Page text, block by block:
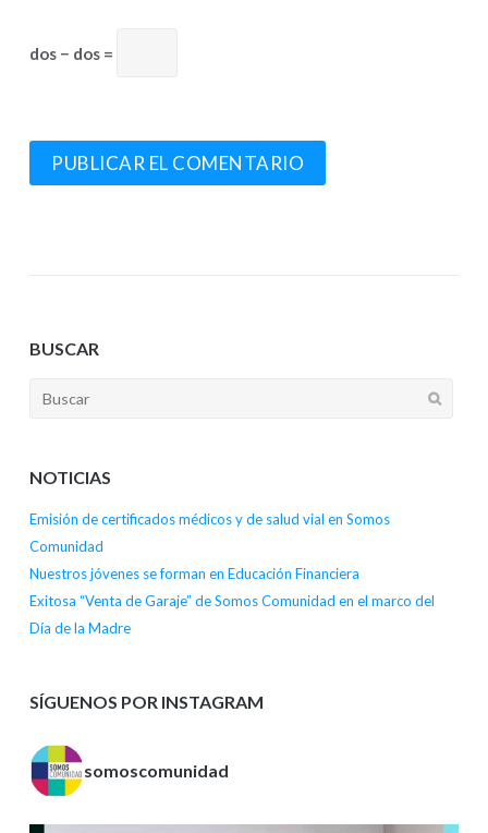
dos − dos =
BUSCAR
NOTICIAS
Emisión de certificados médicos y de salud vial en Somos
Comunidad
Nuestros jóvenes se forman en Educación Financiera
Exitosa “Venta de Garaje” de Somos Comunidad en el marco del
Día de la Madre
SÍGUENOS POR INSTAGRAM
somoscomunidad